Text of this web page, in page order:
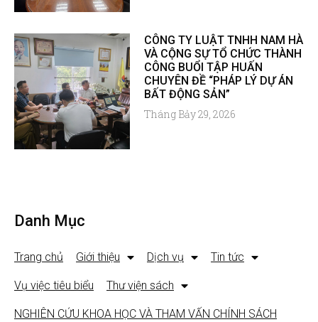
CÔNG TY LUẬT TNHH NAM HÀ
VÀ CỘNG SỰ TỔ CHỨC THÀNH
CÔNG BUỔI TẬP HUẤN
CHUYÊN ĐỀ “PHÁP LÝ DỰ ÁN
BẤT ĐỘNG SẢN”
Tháng Bảy 29, 2026
Danh Mục
Trang chủ Giới thiệu Dịch vụ Tin tức
Vụ việc tiêu biểu Thư viện sách
NGHIÊN CỨU KHOA HỌC VÀ THAM VẤN CHÍNH SÁCH